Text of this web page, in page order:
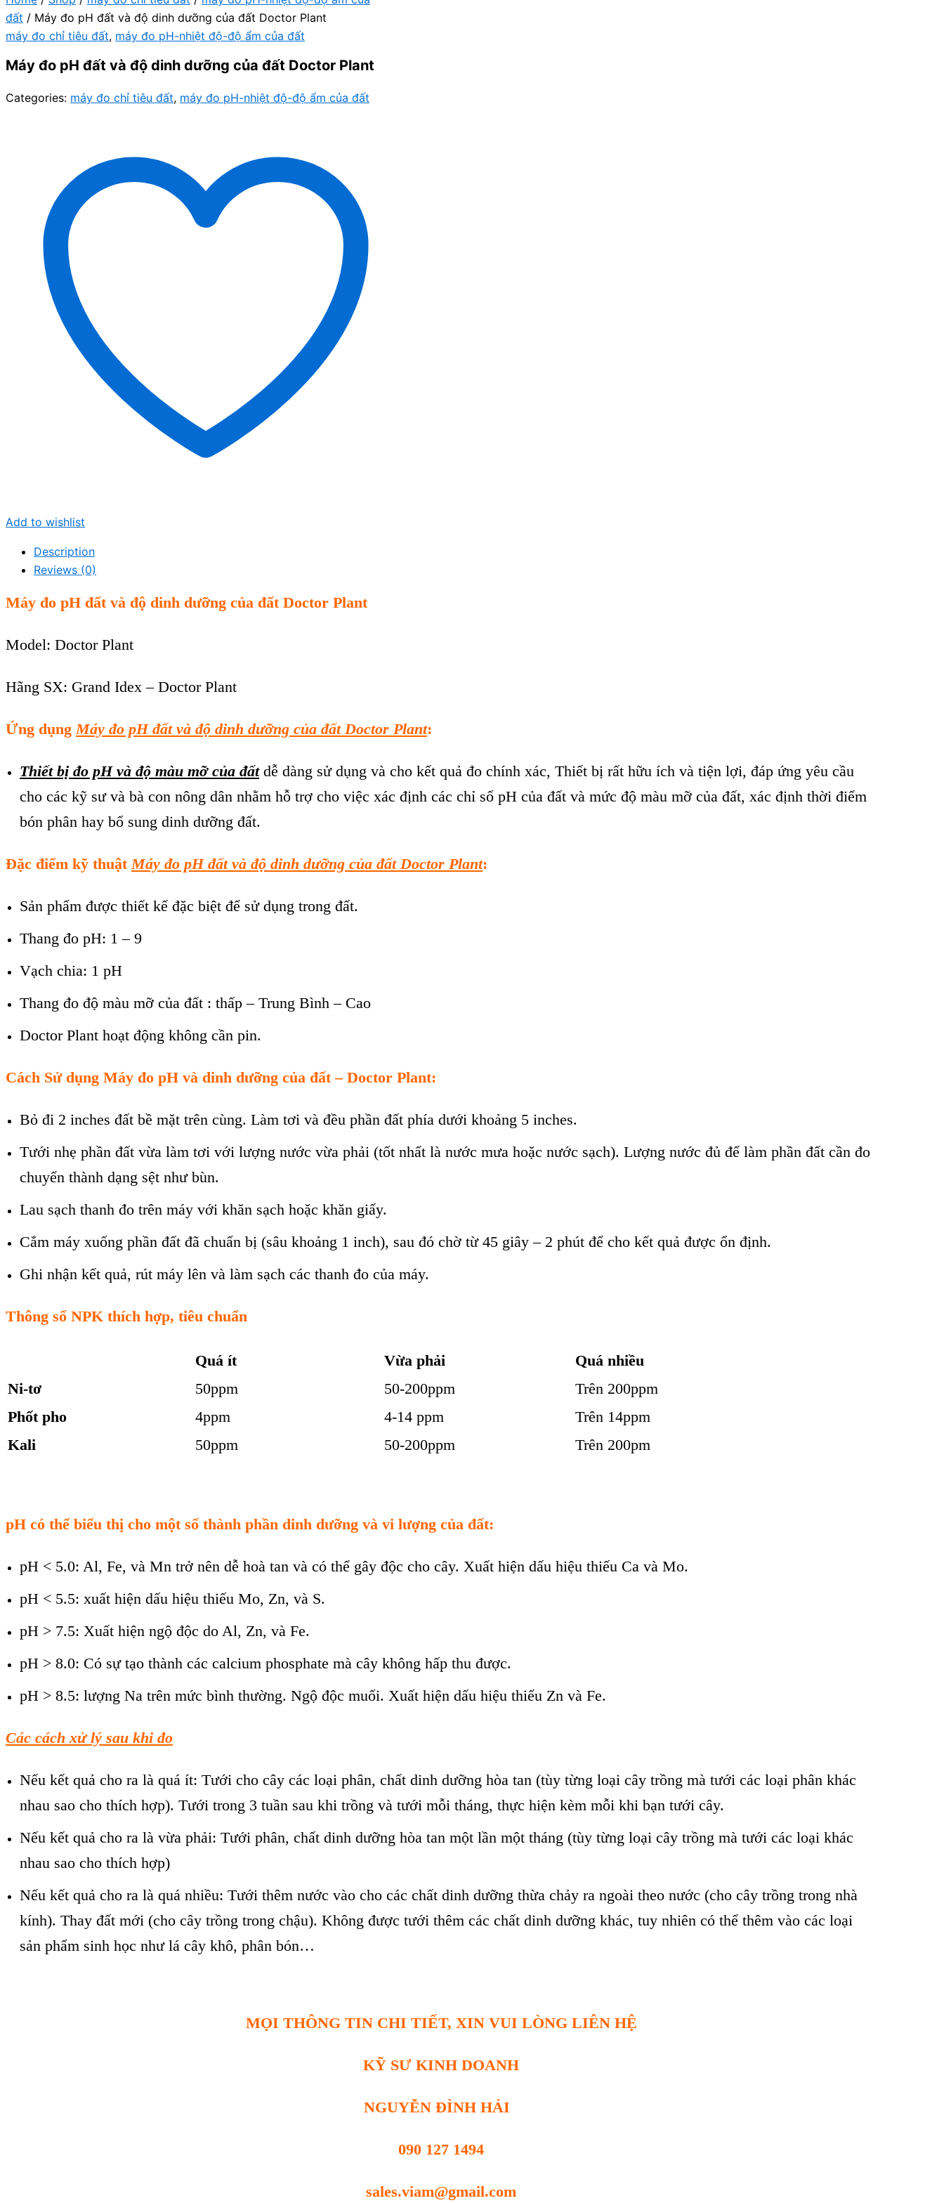
đất / Máy đo pH đất và độ dinh dưỡng của đất Doctor Plant
máy đo chỉ tiêu đất, máy đo pH-nhiệt độ-độ ẩm của đất
Máy đo pH đất và độ dinh dưỡng của đất Doctor Plant
Categories: máy đo chỉ tiêu đất, máy đo pH-nhiệt độ-độ ẩm của đất
Add to wishlist
Description
Reviews (0)
Máy đo pH đất và độ dinh dưỡng của đất Doctor Plant
Model: Doctor Plant
Hãng SX: Grand Idex – Doctor Plant
Ứng dụng Máy đo pH đất và độ dinh dưỡng của đất Doctor Plant:
Thiết bị đo pH và độ màu mỡ của đấtdễ dàng sử dụng và cho kết quả đo chính xác, Thiết bị rất hữu ích và tiện lợi, đáp ứng yêu cầu
cho các kỹ sư và bà con nông dân nhằm hỗ trợ cho việc xác định các chỉ số pH của đất và mức độ màu mỡ của đất, xác định thời điểm
bón phân hay bổ sung dinh dưỡng đất.
Đặc điểm kỹ thuật Máy đo pH đất và độ dinh dưỡng của đất Doctor Plant:
Sản phẩm được thiết kế đặc biệt để sử dụng trong đất.
Thang đo pH: 1 – 9
Vạch chia: 1 pH
Thang đo độ màu mỡ của đất : thấp – Trung Bình – Cao
Doctor Plant hoạt động không cần pin.
Cách Sử dụng Máy đo pH và dinh dưỡng của đất – Doctor Plant:
Bỏ đi 2 inches đất bề mặt trên cùng. Làm tơi và đều phần đất phía dưới khoảng 5 inches.
Tưới nhẹ phần đất vừa làm tơi với lượng nước vừa phải (tốt nhất là nước mưa hoặc nước sạch). Lượng nước đủ để làm phần đất cần đo
chuyển thành dạng sệt như bùn.
Lau sạch thanh đo trên máy với khăn sạch hoặc khăn giấy.
Cắm máy xuống phần đất đã chuẩn bị (sâu khoảng 1 inch), sau đó chờ từ 45 giây – 2 phút để cho kết quả được ổn định.
Ghi nhận kết quả, rút máy lên và làm sạch các thanh đo của máy.
Thông số NPK thích hợp, tiêu chuẩn
Quá ít Vừa phải
Quá nhiều
Ni-tơ
50ppm 50-200ppm
Trên 200ppm
Phốt pho
4ppm 4-14 ppm
Trên 14ppm
Kali
50ppm 50-200ppm Trên 200pm
pH có thể biểu thị cho một số thành phần dinh dưỡng và vi lượng của đất:
pH < 5.0: Al, Fe, và Mn trở nên dễ hoà tan và có thể gây độc cho cây. Xuất hiện dấu hiệu thiếu Ca và Mo.
pH < 5.5: xuất hiện dấu hiệu thiếu Mo, Zn, và S.
pH > 7.5: Xuất hiện ngộ độc do Al, Zn, và Fe.
pH > 8.0: Có sự tạo thành các calcium phosphate mà cây không hấp thu được.
pH > 8.5: lượng Na trên mức bình thường. Ngộ độc muối. Xuất hiện dấu hiệu thiếu Zn và Fe.
Các cách xử lý sau khi đo
Nếu kết quả cho ra là quá ít: Tưới cho cây các loại phân, chất dinh dưỡng hòa tan (tùy từng loại cây trồng mà tưới các loại phân khác
nhau sao cho thích hợp). Tưới trong 3 tuần sau khi trồng và tưới mỗi tháng, thực hiện kèm mỗi khi bạn tưới cây.
Nếu kết quả cho ra là vừa phải: Tưới phân, chất dinh dưỡng hòa tan một lần một tháng (tùy từng loại cây trồng mà tưới các loại khác
nhau sao cho thích hợp)
Nếu kết quả cho ra là quá nhiều: Tưới thêm nước vào cho các chất dinh dưỡng thừa chảy ra ngoài theo nước (cho cây trồng trong nhà
kính). Thay đất mới (cho cây trồng trong chậu). Không được tưới thêm các chất dinh dưỡng khác, tuy nhiên có thể thêm vào các loại
sản phẩm sinh học như lá cây khô, phân bón…
MỌI THÔNG TIN CHI TIẾT, XIN VUI LÒNG LIÊN HỆ
KỸ SƯ KINH DOANH
NGUYỄN ĐÌNH HẢI
090 127 1494
sales.viam@gmail.com